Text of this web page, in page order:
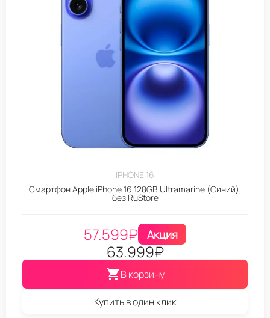
IPHONE 16
Смартфон Apple iPhone 16 128GB Ultramarine (Синий),
без RuStore
57.599₽ Акция
63.999₽
В корзину
Купить в один клик